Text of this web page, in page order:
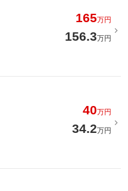
165万円
156.3万円
40万円
34.2万円